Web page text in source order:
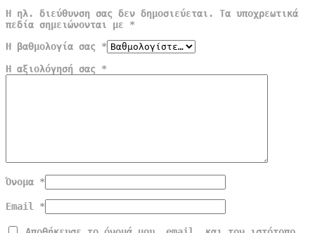
Η ηλ. διεύθυνση σας δεν δημοσιεύεται.
Τα υποχρεωτικά
πεδία σημειώνονται με *
Η βαθμολογία σας *
Η αξιολόγησή σας *
Όνομα *
Email *